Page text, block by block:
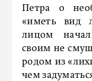
Петра о
«иметь вид
лицом
своим не
родом из
чем